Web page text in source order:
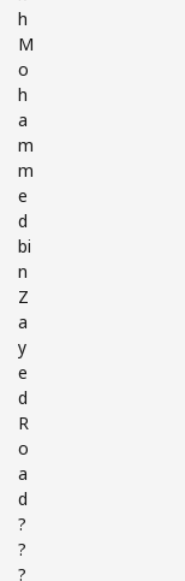
h
M
o
h
a
m
m
e
d
bi
n
Z
a
y
e
d
R
o
a
d
?
?